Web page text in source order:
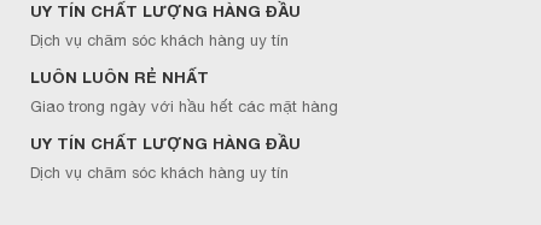
UY TÍN CHẤT LƯỢNG HÀNG ĐẦU
Dịch vụ chăm sóc khách hàng uy tín
LUÔN LUÔN RẺ NHẤT
Giao trong ngày với hầu hết các mặt hàng
UY TÍN CHẤT LƯỢNG HÀNG ĐẦU
Dịch vụ chăm sóc khách hàng uy tín